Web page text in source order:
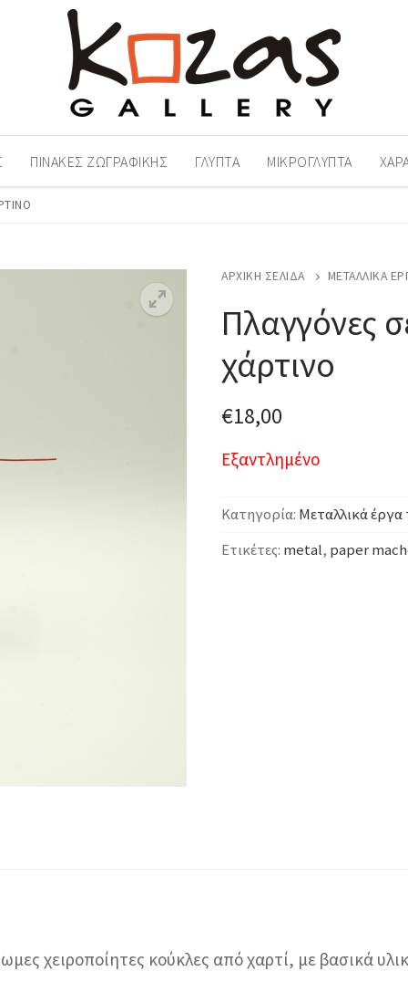
ΠΊΝΑΚΕΣ ΖΩΓΡΑΦΙΚΉΣ ΓΛΥΠΤΆ ΜΙΚΡΟΓΛΥΠΤΆ
ΑΡΧΙΚΉ ΣΕΛΊΔΑ ΜΕΤΑΛΛΙΚΆ
Πλαγγόνες
χάρτινο
€18,00
Εξαντλημένο
Κατηγορία: Μεταλλικά έργα
Ετικέτες: metal, paper
χειροποίητες κούκλες από χαρτί, με βασικά